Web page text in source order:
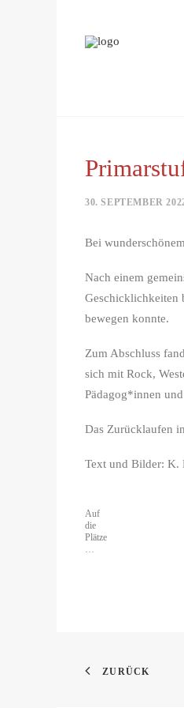
30. SEPTEMBER
Bei
Nach einem
Geschicklichkeiten
bewegen konnte.
Zum Abschluss
sich mit Rock,
Pädagog*innen
Das Zurücklaufen
Text und Bilder: K.
Auf
die
Plätze
ZURÜCK